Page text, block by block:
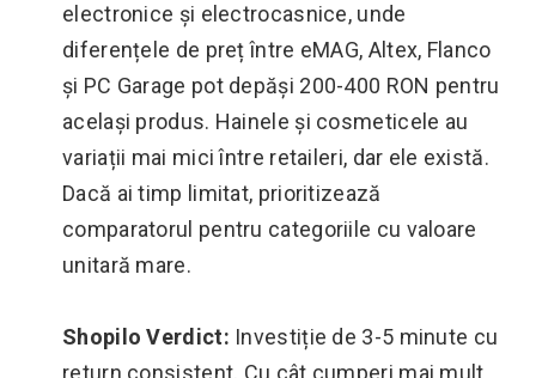
electronice și electrocasnice, unde
diferențele de preț între eMAG, Altex, Flanco
și PC Garage pot depăși 200-400 RON pentru
același produs. Hainele și cosmeticele au
variații mai mici între retaileri, dar ele există.
Dacă ai timp limitat, prioritizează
comparatorul pentru categoriile cu valoare
unitară mare.
Shopilo Verdict: Investiție de 3-5 minute cu
return consistent. Cu cât cumperi mai mult